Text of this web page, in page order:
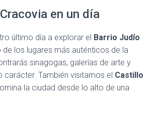
en un día
último día a explorar el Barrio Judío
de los lugares más auténticos de la
sinagogas, galerías de arte y
carácter. También visitamos el Castillo
la ciudad desde lo alto de una